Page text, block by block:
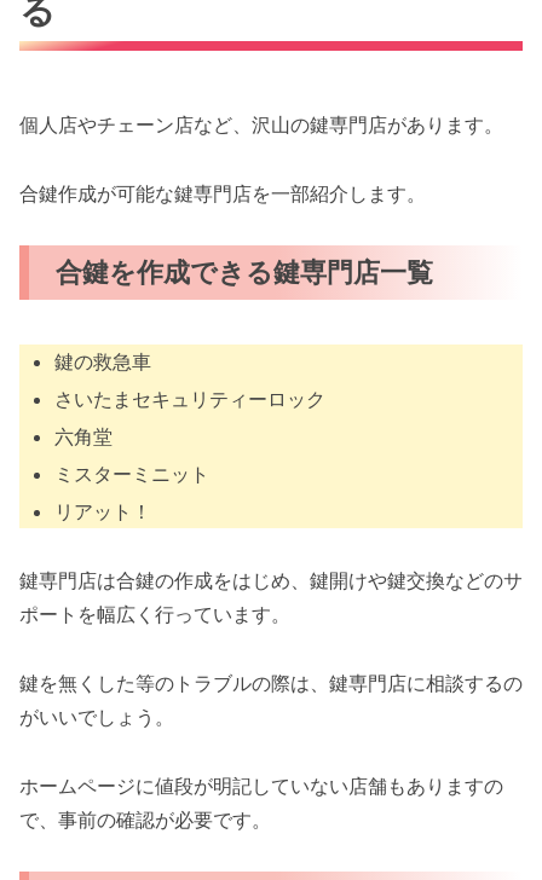
る
個人店やチェーン店など、沢山の鍵専門店があります。
合鍵作成が可能な鍵専門店を一部紹介します。
合鍵を作成できる鍵専門店一覧
鍵の救急車
さいたまセキュリティーロック
六角堂
ミスターミニット
リアット！
鍵専門店は合鍵の作成をはじめ、鍵開けや鍵交換などのサ
ポートを幅広く行っています。
鍵を無くした等のトラブルの際は、鍵専門店に相談するの
がいいでしょう。
ホームページに値段が明記していない店舗もありますの
で、事前の確認が必要です。